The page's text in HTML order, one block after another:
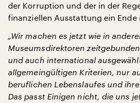
der Korruption und der in der
finanziellen Ausstattung ein
„Wir machen es jetzt wie in
Museumsdirektoren
und auch international
allgemeingültigen Kriterien, nur
beruflichen Lebenslaufes und
Das passt Einigen nicht, die uns